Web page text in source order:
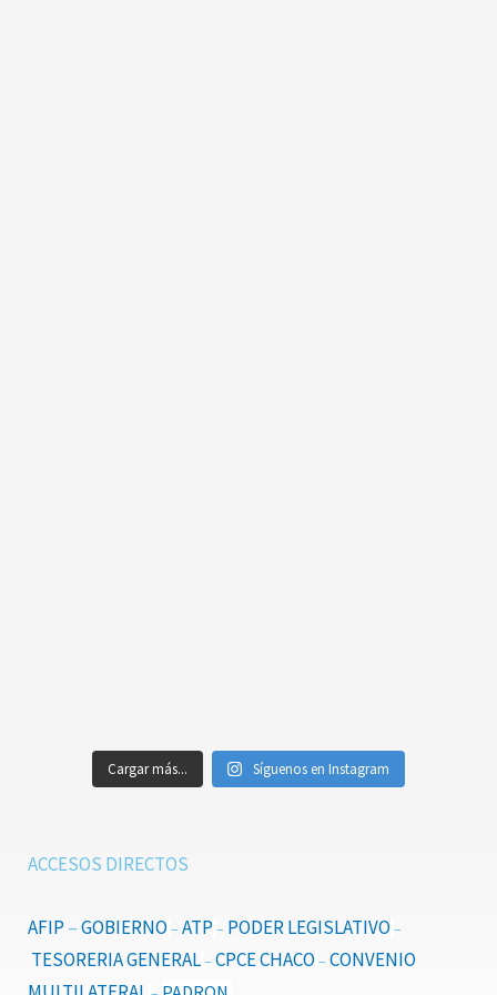
Cargar más... Síguenos en Instagram
ACCESOS DIRECTOS
AFIP–GOBIERNO – ATP– PODER LEGISLATIVO –
TESORERIA GENERAL– CPCE CHACO – CONVENIO